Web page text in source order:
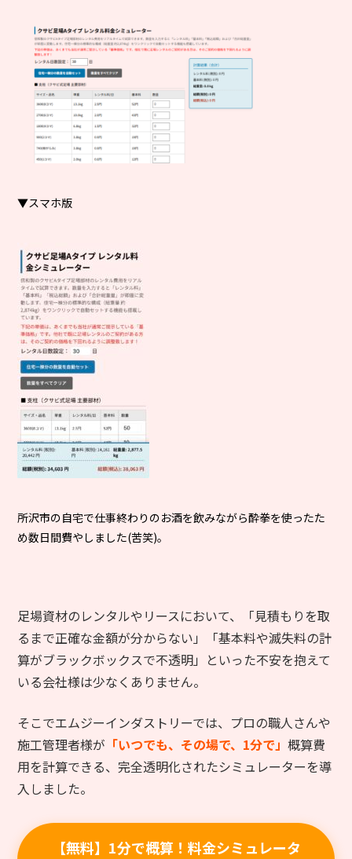
▼スマホ版
所沢市の自宅で仕事終わりのお酒を飲みながら酔拳を使ったた
め数日間費やしました(苦笑)。
足場資材のレンタルやリースにおいて、「見積もりを取
るまで正確な金額が分からない」「基本料や滅失料の計
算がブラックボックスで不透明」といった不安を抱えて
いる会社様は少なくありません。
そこでエムジーインダストリーでは、プロの職人さんや
施工管理者様が 「いつでも、その場で、1分で」概算費
用を計算できる、完全透明化されたシミュレーターを導
入しました。
【無料】1分で概算！料金シミュレータ